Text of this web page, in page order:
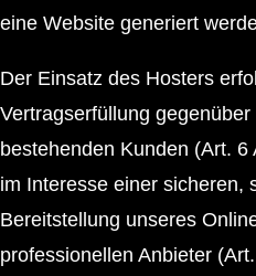
eine Website generiert
Der Einsatz des Hosters
Vertragserfüllung
bestehenden Kunden (Art.
im Interesse einer sicheren,
Bereitstellung unseres
professionellen Anbieter